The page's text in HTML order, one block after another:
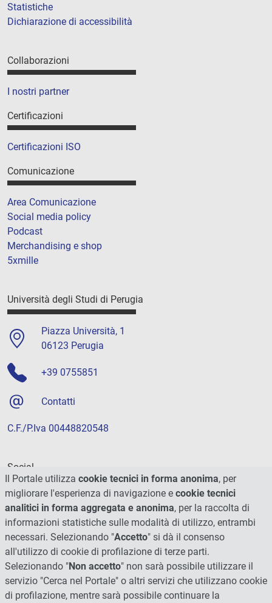
Statistiche
Dichiarazione di accessibilità
Collaborazioni
I nostri partner
Certificazioni
Certificazioni ISO
Comunicazione
Area Comunicazione
Social media policy
Podcast
Merchandising e shop
5xmille
Università degli Studi di Perugia
Piazza Università, 1
06123 Perugia
+39 0755851
Contatti
C.F./P.Iva 00448820548
Social
Il Portale utilizza cookie tecnici in forma anonima, per
migliorare l'esperienza di navigazione e cookie tecnici
analitici in forma aggregata e anonima, per la raccolta di
informazioni statistiche sulle modalità di utilizzo, entrambi
necessari. Selezionando "Accetto" si dà il consenso
all'utilizzo di cookie di profilazione di terze parti.
Selezionando "Non accetto" non sarà possibile utilizzare il
servizio "Cerca nel Portale" o altri servizi che utilizzano cookie
di profilazione, mentre sarà possibile continuare la